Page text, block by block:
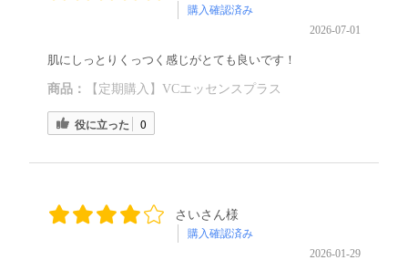
購入確認済み
2026-07-01
肌にしっとりくっつく感じがとても良いです！
商品： 【定期購入】VCエッセンスプラス
役に立った 0
さいさん様
購入確認済み
2026-01-29